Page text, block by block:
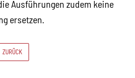
Ausführungen zudem keine
ersetzen.
ZURÜCK